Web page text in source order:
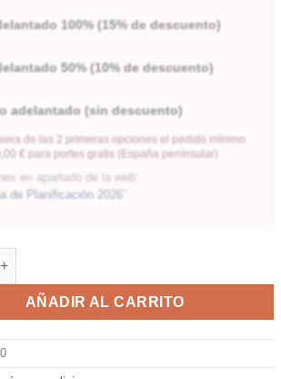
100% (15% de descuento)
50% (10% de descuento)
adelantado (sin descuento)
de las 2 primeras opciones el pedido mínimo
€ para portes gratis (España penínsular)
en apartado de la web:
de Planificación 2026 "
AÑADIR AL CARRITO